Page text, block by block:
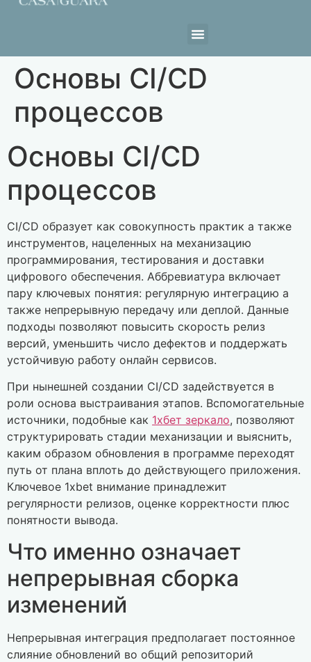
Основы CI/CD
процессов
Основы CI/CD
процессов
CI/CD образует как совокупность практик а также
инструментов, нацеленных на механизацию
программирования, тестирования и доставки
цифрового обеспечения. Аббревиатура включает
пару ключевых понятия: регулярную интеграцию а
также непрерывную передачу или деплой. Данные
подходы позволяют повысить скорость релиз
версий, уменьшить число дефектов и поддержать
устойчивую работу онлайн сервисов.
При нынешней создании CI/CD задействуется в
роли основа выстраивания этапов. Вспомогательные
источники, подобные как 1хбет зеркало, позволяют
структурировать стадии механизации и выяснить,
каким образом обновления в программе переходят
путь от плана вплоть до действующего приложения.
Ключевое 1xbet внимание принадлежит
регулярности релизов, оценке корректности плюс
понятности вывода.
Что именно означает
непрерывная сборка
изменений
Непрерывная интеграция предполагает постоянное
слияние обновлений во общий репозиторий